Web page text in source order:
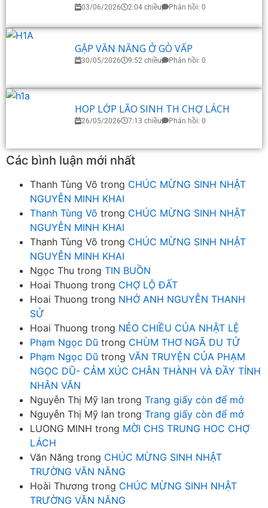
03/06/2026 2:04 chiều Phản hồi: 0
GẶP VĂN NĂNG Ở GÒ VẤP
30/05/2026 9:52 chiều Phản hồi: 0
HOP LỚP LÃO SINH TH CHỢ LÁCH
26/05/2026 7:13 chiều Phản hồi: 0
Các bình luận mới nhất
Thanh Tùng Võ trong CHÚC MỪNG SINH NHẬT
NGUYỄN MINH KHAI
Thanh Tùng Võ trong CHÚC MỪNG SINH NHẬT
NGUYỄN MINH KHAI
Thanh Tùng Võ trong CHÚC MỪNG SINH NHẬT
NGUYỄN MINH KHAI
Ngọc Thu trong TIN BUỒN
Hoai Thuong trong CHỢ LỘ ĐẤT
Hoai Thuong trong NHỚ ANH NGUYỄN THANH
SỬ
Hoai Thuong trong NẺO CHIỀU CỦA NHẬT LỆ
Phạm Ngọc Dũ trong CHÙM THƠ NGÃ DU TỬ
Phạm Ngọc Dũ trong VĂN TRUYỆN CỦA PHẠM
NGỌC DŨ- CẢM XÚC CHÂN THÀNH VÀ ĐẦY TÍNH
NHÂN VĂN
Nguyễn Thị Mỹ lan trong Trang giấy còn để mở
Nguyễn Thị Mỹ lan trong Trang giấy còn để mở
LUONG MINH trong MỜI CHS TRUNG HOC CHỢ
LÁCH
Văn Năng trong CHÚC MỪNG SINH NHẬT
TRƯỜNG VĂN NĂNG
Hoài Thương trong CHÚC MỪNG SINH NHẬT
TRƯỜNG VĂN NĂNG